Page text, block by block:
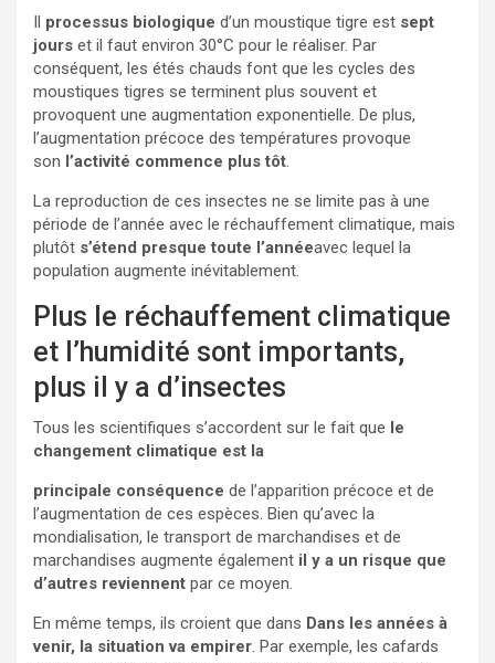
Il processus biologique d’un moustique tigre est sept
jours et il faut environ 30°C pour le réaliser. Par
conséquent, les étés chauds font que les cycles des
moustiques tigres se terminent plus souvent et
provoquent une augmentation exponentielle. De plus,
l’augmentation précoce des températures provoque
son l’activité commence plus tôt.
La reproduction de ces insectes ne se limite pas à une
période de l’année avec le réchauffement climatique, mais
plutôt s’étend presque toute l’annéeavec lequel la
population augmente inévitablement.
Plus le réchauffement climatique
et l’humidité sont importants,
plus il y a d’insectes
Tous les scientifiques s’accordent sur le fait que le
changement climatique est la
principale conséquence de l’apparition précoce et de
l’augmentation de ces espèces. Bien qu’avec la
mondialisation, le transport de marchandises et de
marchandises augmente également il y a un risque que
d’autres reviennent par ce moyen.
En même temps, ils croient que dans Dans les années à
venir, la situation va empirer. Par exemple, les cafards